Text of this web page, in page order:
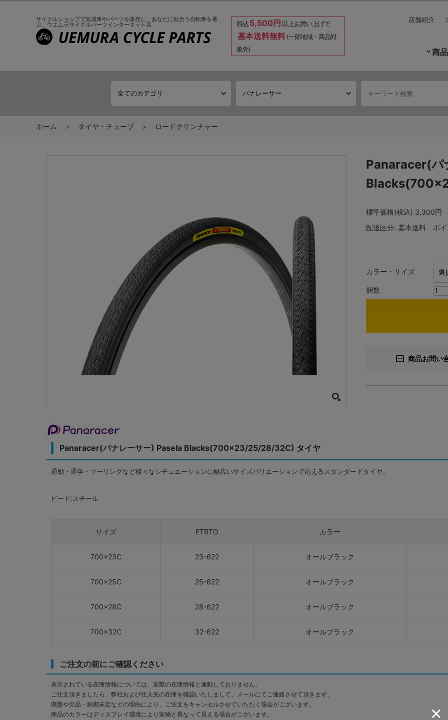
サイクルショップで完成車やパーツを販売し、 あなたに似合う自転車を選
ぶ、 ウエムラサイクルパーツインターネット店 税込5,500円 以上お買い上げで
基本送料無料(一部地域・商品対
象外)
店舗紹介
商
ホーム タイヤ・チューブ ロードクリンチャー
Panaracer(パ
標準価格(税込) 3,300円
配送区分: 基本送料 ポ
カラー・サイズ
個数
商品お問い
Panaracer(パナレーサー) Pasela Blacks(700×23/25/28/32C) タイヤ
通勤・通学・ツーリングなど様々なシチュエーションに幅広いサイズバリエーションで応えるスタンダードタイヤ。
ビード:スチール
サイズ ETRTO カラー
700×23C 23-622 オールブラック
700×25C 25-622 オールブラック
700×28C 28-622 オールブラック
700×32C 32-622 オールブラック
ご注文の前にご確認ください
表示されている在庫情報については、実際の在庫情報と連動しておりません。
ご注文頂きましたら、弊社および仕入先の在庫を確認いたしまして、メールにてご連絡させて頂きます。
廃盤や欠品・納期未定などの理由により、ご注文をキャンセルさせていただく場合がございます。
商品のカラーはディスプレイ環境により実物と異なって見える場合がございます。